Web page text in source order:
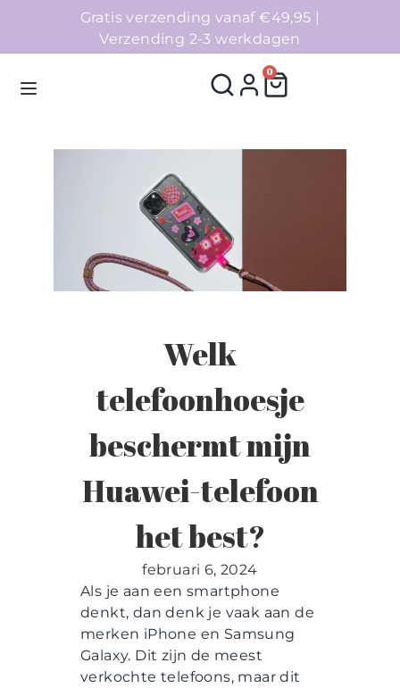
Gratis verzending vanaf €49,95 |
Verzending 2-3 werkdagen
0
Accessoires
Welk
telefoonhoesje
beschermt mijn
Huawei-telefoon
het best?
februari 6, 2024
Als je aan een smartphone
denkt, dan denk je vaak aan de
merken iPhone en Samsung
Galaxy. Dit zijn de meest
verkochte telefoons, maar dit